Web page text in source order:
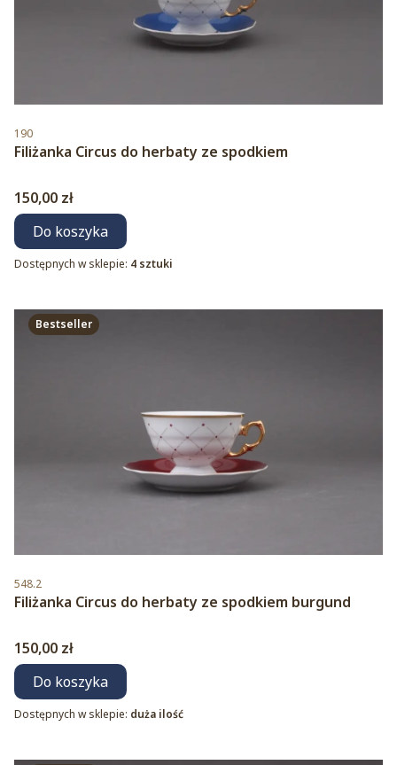
Kod produktu
190
Filiżanka Circus do herbaty ze spodkiem
Cena
150,00 zł
Do koszyka
Dostępnych w sklepie: 4 sztuki
Bestseller
Kod produktu
548.2
Filiżanka Circus do herbaty ze spodkiem burgund
Cena
150,00 zł
Do koszyka
Dostępnych w sklepie: duża ilość